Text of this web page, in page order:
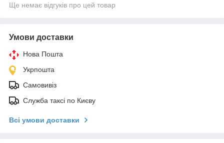
Ще немає відгуків про цей товар
Умови доставки
Нова Пошта
Укрпошта
Самовивіз
Служба таксі по Києву
Всі умови доставки